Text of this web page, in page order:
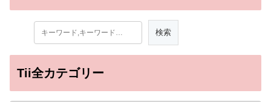
Tii全カテゴリー